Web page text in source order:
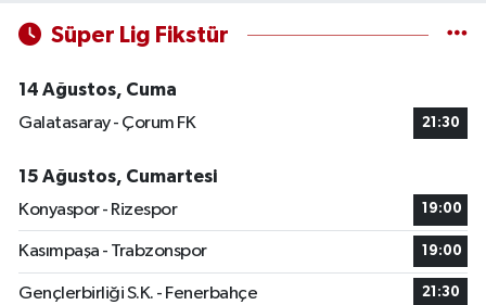
Süper Lig Fikstür
14 Ağustos, Cuma
Galatasaray - Çorum FK
21:30
15 Ağustos, Cumartesi
Konyaspor - Rizespor
19:00
Kasımpaşa - Trabzonspor 19:00
Gençlerbirliği S.K. - Fenerbahçe 21:30